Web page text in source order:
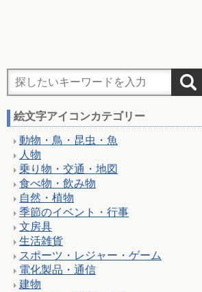
絵文字アイコンカテゴリー
動物・鳥・昆虫・魚
人物
乗り物・交通・地図
食べ物・飲み物
自然・植物
季節のイベント・行事
文房具
生活雑貨
スポーツ・レジャー・ゲーム
電化製品・通信
建物